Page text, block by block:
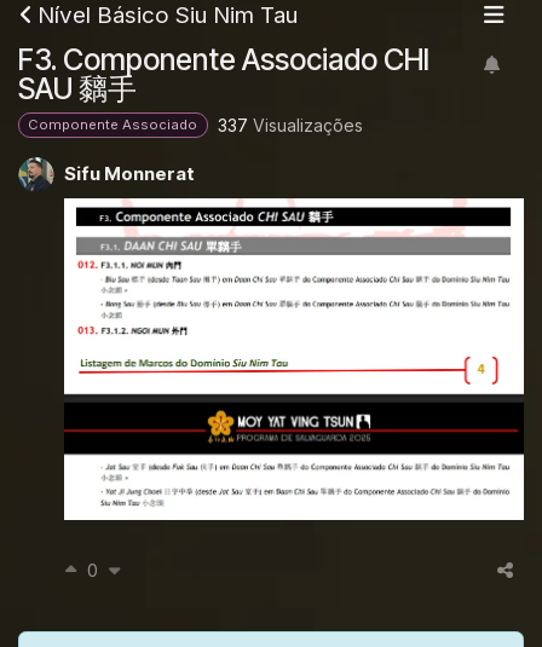
Nível Básico Siu Nim Tau
F3. Componente Associado CHI
SAU 黐手
Componente Associado 337 Visualizações
Sifu Monnerat
0